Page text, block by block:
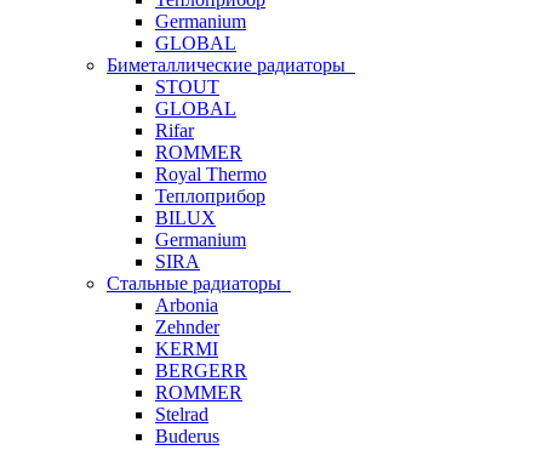
Germanium
GLOBAL
Биметаллические радиаторы
STOUT
GLOBAL
Rifar
ROMMER
Royal Thermo
Теплоприбор
BILUX
Germanium
SIRA
Стальные радиаторы
Arbonia
Zehnder
KERMI
BERGERR
ROMMER
Stelrad
Buderus